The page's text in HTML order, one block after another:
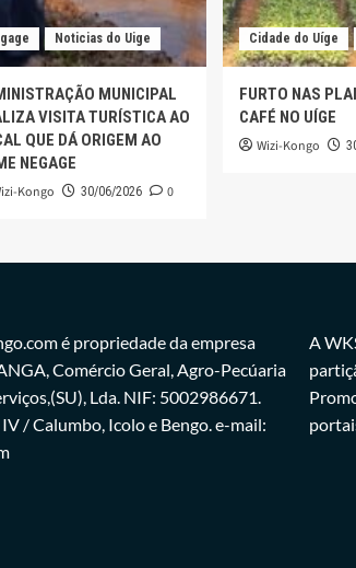
Noticias do Uige
MUNICIPAL
VISITA TURÍSTICA AO
QUE DÁ ORIGEM AO
NEGAGE
Kongo 30/06/2026 0
Cidade do Uíge
FURTO NAS
CAFÉ NO UÍGE
Wizi-Kongo
é propriedade da empresa
Comércio Geral, Agro-Pecúaria
Lda. NIF: 5002986671.
/ Calumbo, Icolo e Bengo. e-mail:
A